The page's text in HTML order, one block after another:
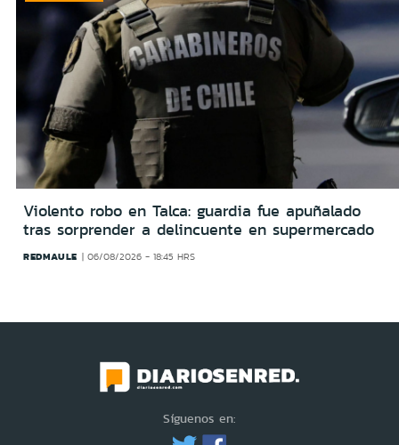
Violento robo en Talca: guardia fue apuñalado
tras sorprender a delincuente en supermercado
REDMAULE 06/08/2026 - 18:45 HRS
Síguenos en: